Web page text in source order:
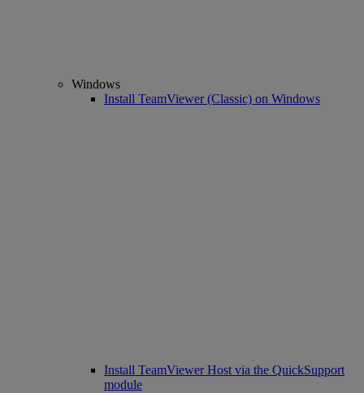
Windows
Install TeamViewer (Classic) on Windows
Install TeamViewer Host via the QuickSupport
module